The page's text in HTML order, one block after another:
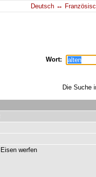
Deutsch ↔
Wort:
Die Suche
Eisen werfen